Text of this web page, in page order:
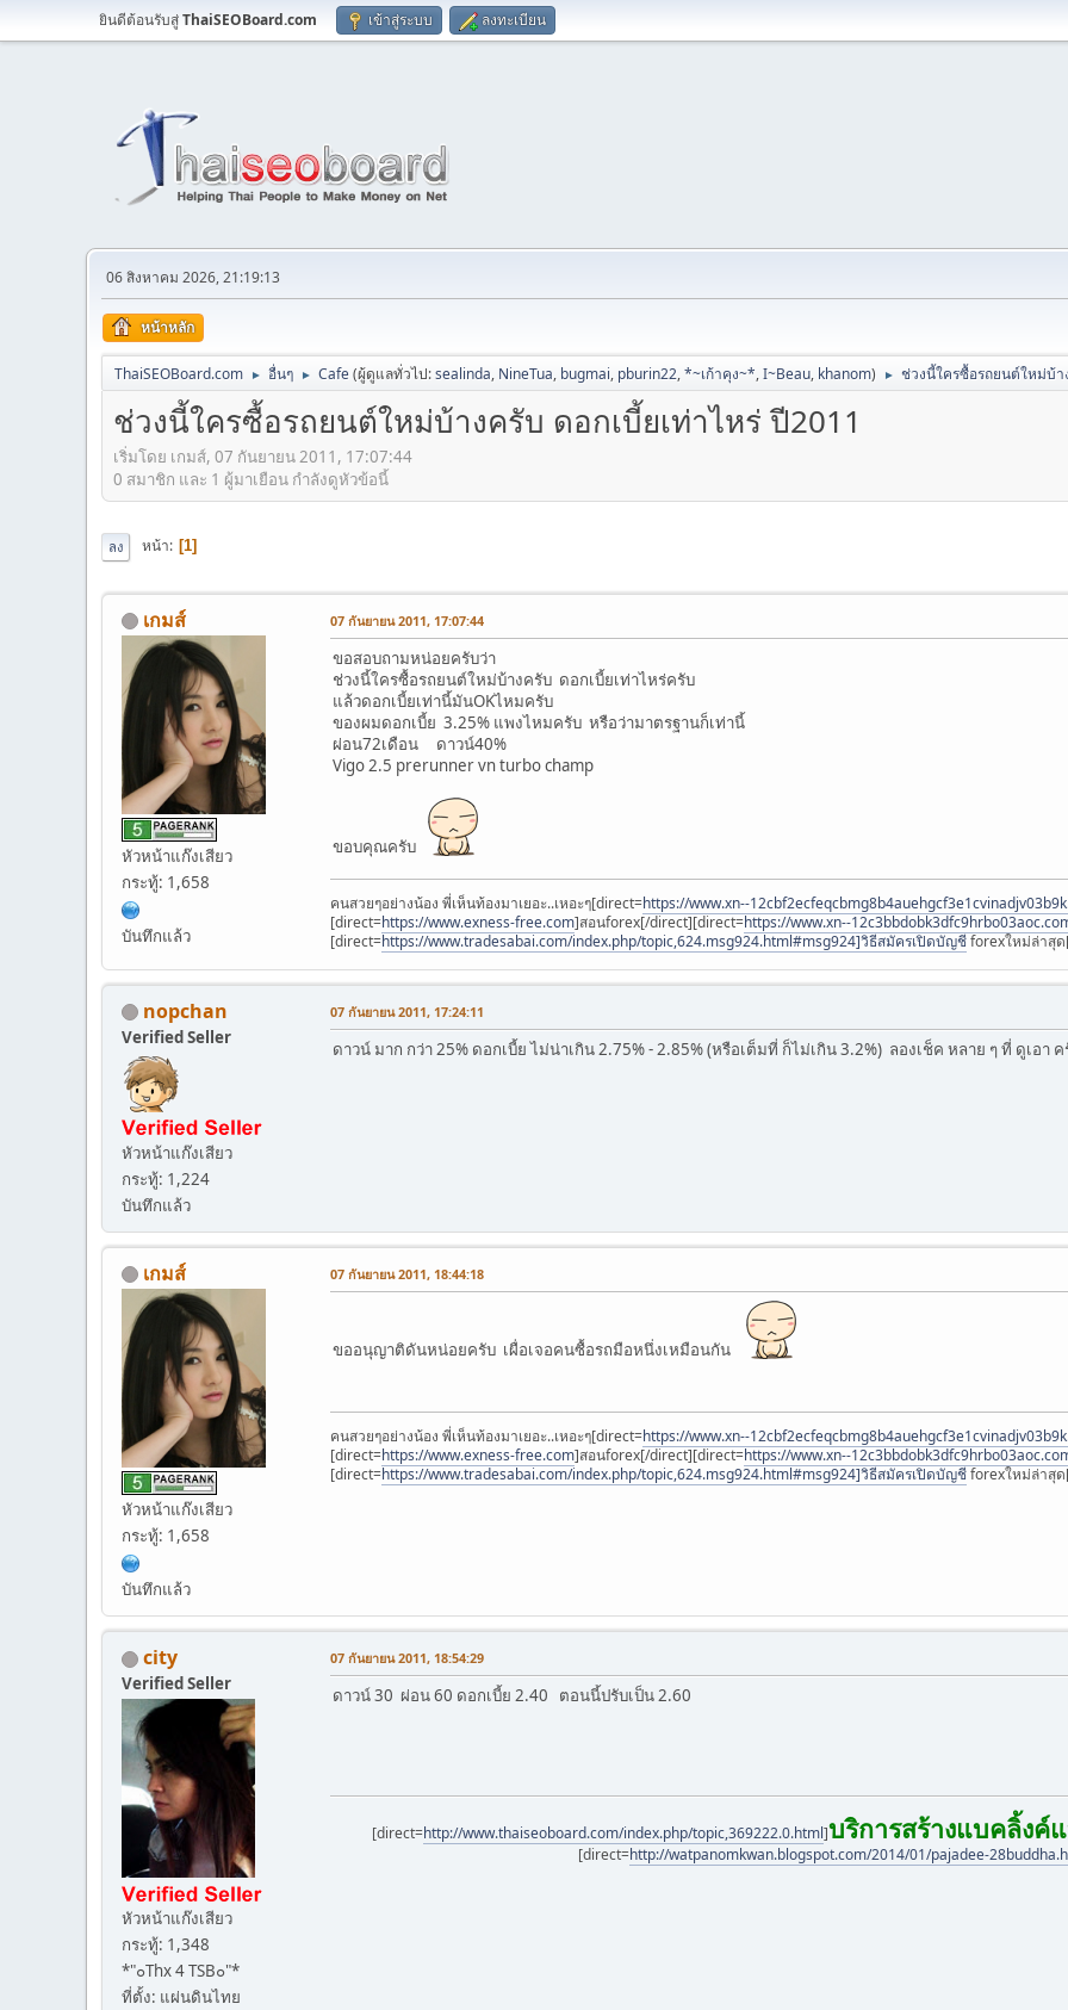
ยินดีต้อนรับสู่ThaiSEOBoard.com เข้าสู่ระบบ ลงทะเบียน
06 สิงหาคม 2026, 21:19:13
หน้าหลัก
ThaiSEOBoard.com ► อื่นๆ ► Cafe(ผู้ดูแลทั่วไป:sealinda, NineTua, bugmai, pburin22,*~เก้าคุง~*,I~Beau, khanom) ► ช่วงนี้ใครซื้อรถยนต์ใหม่บ้า
ช่วงนี้ใครซื้อรถยนต์ใหม่บ้างครับ ดอกเบี้ยเท่าไหร่ ปี2011
เริ่มโดย เกมส์, 07 กันยายน 2011, 17:07:44
0 สมาชิก และ 1 ผู้มาเยือน กำลังดูหัวข้อนี้
ลง หน้า 1
เกมส์
หัวหน้าแก๊งเสียว
กระทู้: 1,658
บันทึกแล้ว
07 กันยายน 2011, 17:07:44
ขอสอบถามหน่อยครับว่า
ช่วงนี้ใครซื้อรถยนต์ใหม่บ้างครับ ดอกเบี้ยเท่าไหร่ครับ
แล้วดอกเบี้ยเท่านี้มันOKไหมครับ
ของผมดอกเบี้ย 3.25% แพงไหมครับ หรือว่ามาตรฐานก็เท่านี้
ผ่อน72เดือน ดาวน์40%
Vigo 2.5 prerunner vn turbo champ
ขอบคุณครับ
คนสวยๆอย่างน้อง พี่เห็นท้องมาเยอะ..เหอะๆ[direct=https://www.xn--
[direct=https://www.exness-free.com]สอนforex[/direct][direct=https://www.xn--
[direct=https://www.tradesabai.com/index.php/topic,624.msg924.html#msg924]วิธีสมัครเปิดบัญชีforexใหม่ล่าสุ
nopchan
Verified Seller
หัวหน้าแก๊งเสียว
กระทู้: 1,224
บันทึกแล้ว
07 กันยายน 2011, 17:24:11
ดาวน์ มาก กว่า 25% ดอกเบี้ย ไม่น่าเกิน 2.75% - 2.85% (หรือเต็มที่ ก็ไม่เกิน 3.2%) ลองเช็ค หลาย ๆ ที่ ดูเอา ค
เกมส์
หัวหน้าแก๊งเสียว
กระทู้: 1,658
บันทึกแล้ว
07 กันยายน 2011, 18:44:18
ขออนุญาติดันหน่อยครับ เผื่อเจอคนซื้อรถมือหนึ่งเหมือนกัน
คนสวยๆอย่างน้อง พี่เห็นท้องมาเยอะ..เหอะๆ[direct=https://www.xn--
[direct=https://www.exness-free.com]สอนforex[/direct][direct=https://www.xn--
[direct=https://www.tradesabai.com/index.php/topic,624.msg924.html#msg924]วิธีสมัครเปิดบัญชีforexใหม่ล่าสุ
city
Verified Seller
หัวหน้าแก๊งเสียว
กระทู้: 1,348
*"๐Thx 4 TSB๐"*
ที่ตั้ง: แผ่นดินไทย
07 กันยายน 2011, 18:54:29
ดาวน์ 30 ผ่อน 60 ดอกเบี้ย 2.40 ตอนนี้ปรับเป็น 2.60
[direct=http://www.thaiseoboard.com/index.php/topic,369222.0.html]บริการสร้างแบคลิ้งค์
[direct=http://watpanomkwan.blogspot.com/2014/01/pajadee-